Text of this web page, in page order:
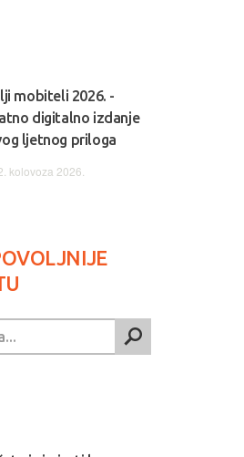
mobiteli 2026. -
digitalno izdanje
ljetnog priloga
kolovoza 2026.